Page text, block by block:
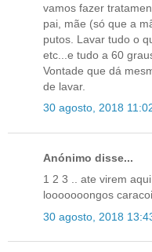
vamos fazer
pai, mãe (só que a
putos. Lavar tudo o
etc...e tudo a 60
Vontade que dá
de lavar.
30 agosto, 2018
Anónimo disse...
1 2 3 .. ate virem
looooooongos
30 agosto, 2018